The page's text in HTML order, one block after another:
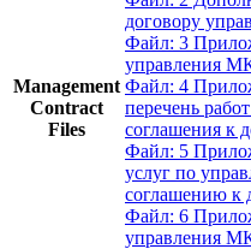
Management
Contract
Files
договору
Файл: 3
управления
Файл: 4
перечень
соглашения к
Файл: 5
услуг по
соглашению к
Файл: 6
управления